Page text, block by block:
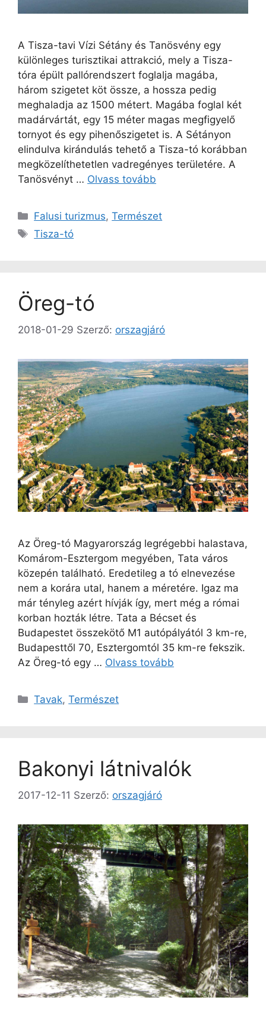
A Tisza-tavi Vízi Sétány és Tanösvény egy
különleges turisztikai attrakció, mely a Tisza-
tóra épült pallórendszert foglalja magába,
három szigetet köt össze, a hossza pedig
meghaladja az 1500 métert. Magába foglal két
madárvártát, egy 15 méter magas megfigyelő
tornyot és egy pihenőszigetet is. A Sétányon
elindulva kirándulás tehető a Tisza-tó korábban
megközelíthetetlen vadregényes területére. A
Tanösvényt … Olvass tovább
Kategória
Falusi turizmus,Természet
Címkék
Tisza-tó
Öreg-tó
2018-01-29 Szerző: orszagjáró
Az Öreg-tó Magyarország legrégebbi halastava,
Komárom-Esztergom megyében, Tata város
közepén található. Eredetileg a tó elnevezése
nem a korára utal, hanem a méretére. Igaz ma
már tényleg azért hívják így, mert még a római
korban hozták létre. Tata a Bécset és
Budapestet összekötő M1 autópályától 3 km-re,
Budapesttől 70, Esztergomtól 35 km-re fekszik.
Az Öreg-tó egy … Olvass tovább
Kategória
Tavak,Természet
Bakonyi látnivalók
2017-12-11 Szerző: orszagjáró